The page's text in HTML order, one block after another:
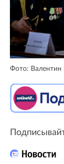
Фото: